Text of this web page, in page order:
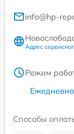
info@hp-
Адрес
Режим
Способы